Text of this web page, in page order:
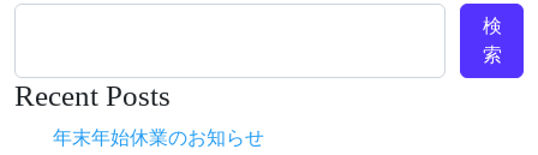
検
索
Recent Posts
年末年始休業のお知らせ